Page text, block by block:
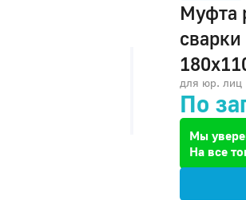
Муфта
для юр. лиц
По
Мы
На все